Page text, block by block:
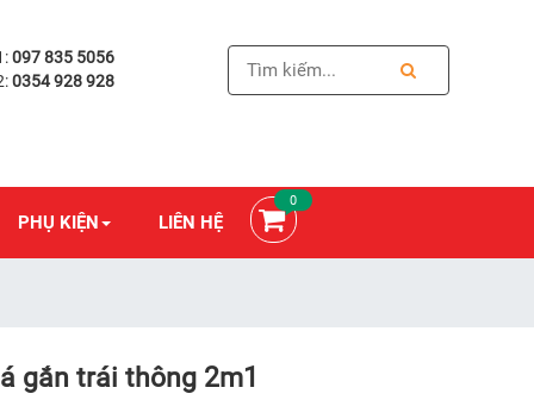
097 835 5056
0354 928 928
PHỤ KIỆN LIÊN HỆ
0
gắn trái thông 2m1